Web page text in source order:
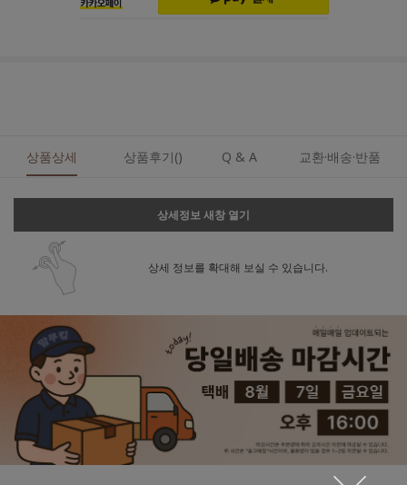
상품상세 상품후기() Q & A 교환·배송·반품
상세정보 새창 열기
상세 정보를 확대해 보실 수 있습니다.